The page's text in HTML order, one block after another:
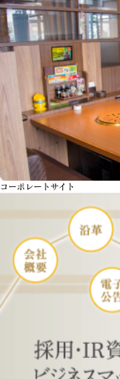
コーポレートサイト